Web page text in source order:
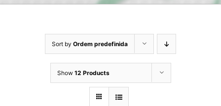
Sort by Ordem predefinida
Show 12 Products